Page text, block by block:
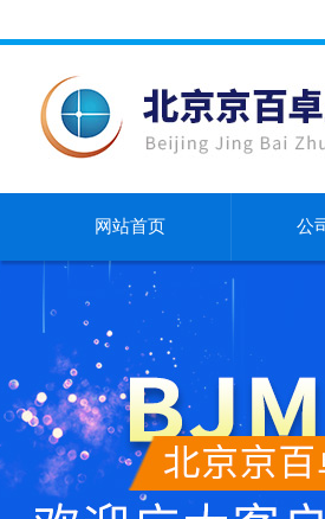
网站首页 公